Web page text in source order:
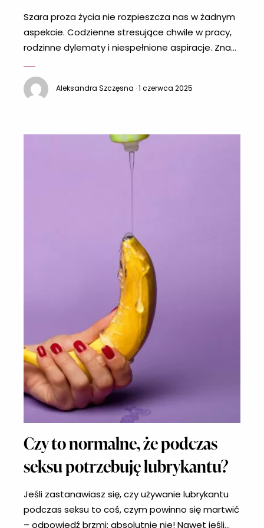
Szara proza życia nie rozpieszcza nas w żadnym
aspekcie. Codzienne stresujące chwile w pracy,
rodzinne dylematy i niespełnione aspiracje. Znasz
może wkraść się nuda. Co zrobić, aby urozmaicić
te erotyczne chwile? Są na szczęście na to
Aleksandra Szczęsna · 1 czerwca 2025
Czy to normalne, że podczas
seksu potrzebuję lubrykantu?
Jeśli zastanawiasz się, czy używanie lubrykantu
podczas seksu to coś, czym powinno się martwić
– odpowiedź brzmi: absolutnie nie! Nawet jeśli